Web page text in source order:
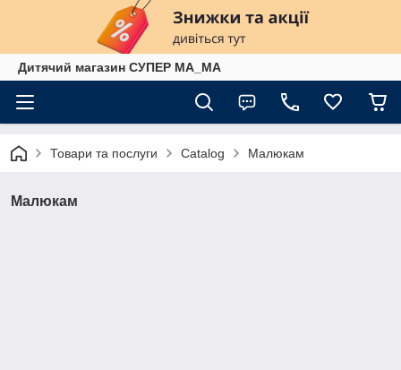
Дитячий магазин СУПЕР МА_МА
Товари та послуги Catalog Малюкам
Малюкам